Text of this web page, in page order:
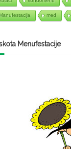
med
Menufestacije